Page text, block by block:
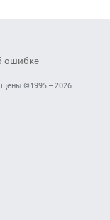
ЧИПЫ ДЛЯ ИИ
ТРЕКОВ НА
ошибке
©1995 – 2026